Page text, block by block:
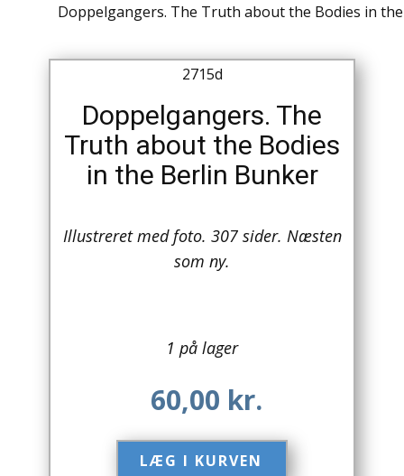
Antikke / Specielle Bøger
Antikviteter
Arkæologi
Asien
Børnebøger
Bryggerier
Doppelgangers. The Truth about the Bodies in
2715d
Doppelgangers. The
Truth about the Bodies
in the Berlin Bunker
Illustreret med foto. 307 sider. Næsten
som ny.
1 på lager
60,00 kr.
LÆG I KURVEN​